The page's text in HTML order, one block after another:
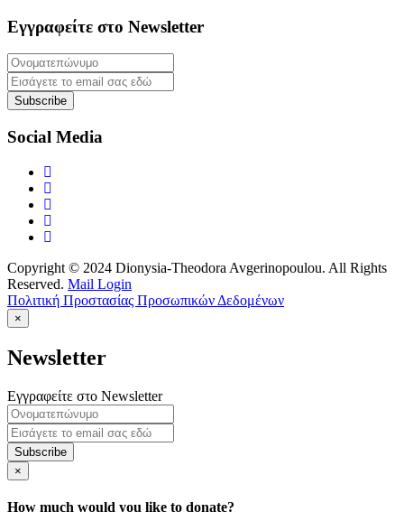
Εγγραφείτε στο Newsletter
Subscribe
Social Media
Copyright © 2024 Dionysia-Theodora Avgerinopoulou. All Rights
Reserved. Mail Login
Πολιτική Προστασίας Προσωπικών Δεδομένων
×
Newsletter
Εγγραφείτε στο Newsletter
Subscribe
×
How much would you like to donate?